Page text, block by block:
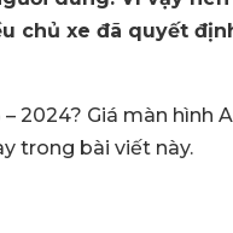
chủ xe đã quyết
2024? Giá màn hình
trong bài viết này.